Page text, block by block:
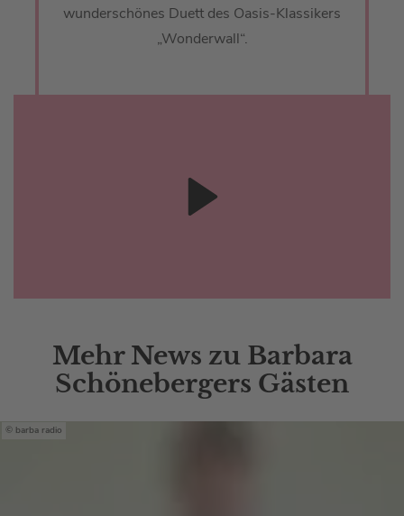
wunderschönes Duett des Oasis-Klassikers
„Wonderwall“.
Mehr News zu Barbara
Schönebergers Gästen
barba radio